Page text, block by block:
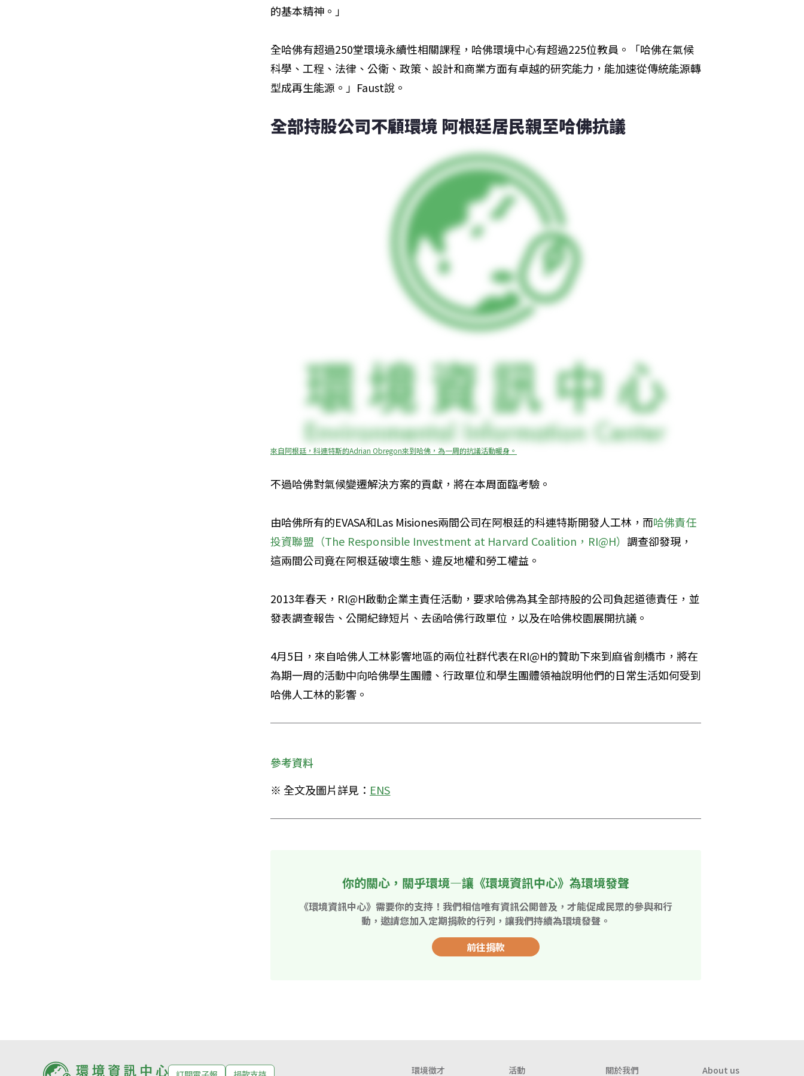
的基本精神。」
全哈佛有超過250堂環境永續性相關課程，哈佛環境中心有超過225位教員。「哈佛在氣候
科學、工程、法律、公衛、政策、設計和商業方面有卓越的研究能力，能加速從傳統能源轉
型成再生能源。」Faust說。
全部持股公司不顧環境 阿根廷居民親至哈佛抗議
來自阿根廷，科連特斯的Adrian Obregon來到哈佛，為一周的抗議活動暖身。
不過哈佛對氣候變遷解決方案的貢獻，將在本周面臨考驗。
由哈佛所有的EVASA和Las Misiones兩間公司在阿根廷的科連特斯開發人工林，而哈佛責任
投資聯盟（The Responsible Investment at Harvard Coalition， RI@H）調查卻發現，
這兩間公司竟在阿根廷破壞生態、違反地權和勞工權益。
2013年春天，RI@H啟動企業主責任活動，要求哈佛為其全部持股的公司負起道德責任，並
發表調查報告、公開紀錄短片、去函哈佛行政單位，以及在哈佛校園展開抗議。
4月5日，來自哈佛人工林影響地區的兩位社群代表在RI@H的贊助下來到麻省劍橋市，將在
為期一周的活動中向哈佛學生團體、行政單位和學生團體領袖說明他們的日常生活如何受到
哈佛人工林的影響。
參考資料
※ 全文及圖片詳見： ENS
你的關心，關乎環境—讓《環境資訊中心》為環境發聲
《環境資訊中心》需要你的支持！我們相信唯有資訊公開普及，才能促成民眾的參與和行
動，邀請您加入定期捐款的行列，讓我們持續為環境發聲。
前往捐款
環境徵才 活動 關於我們 About us